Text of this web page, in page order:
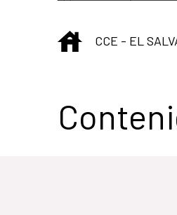
INICIO
CCE - EL
Centro